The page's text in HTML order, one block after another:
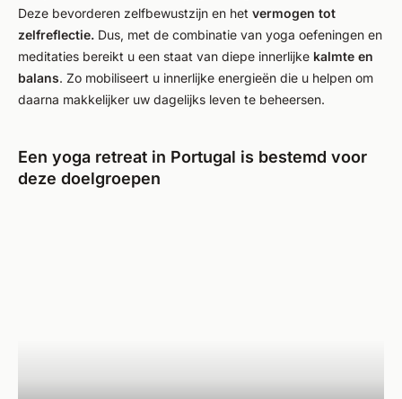
Deze bevorderen zelfbewustzijn en het vermogen tot
zelfreflectie. Dus, met de combinatie van yoga oefeningen en
meditaties bereikt u een staat van diepe innerlijke kalmte en
balans. Zo mobiliseert u innerlijke energieën die u helpen om
daarna makkelijker uw dagelijks leven te beheersen.
Een yoga retreat in Portugal is bestemd voor
deze doelgroepen